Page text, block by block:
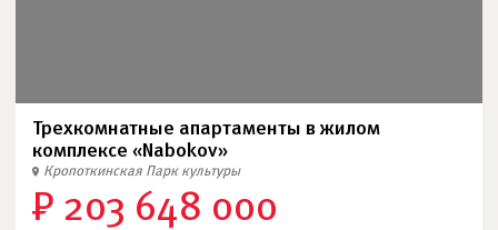
Трехкомнатные апартаменты в жилом
комплексе «Nabokov»
Кропоткинская Парк культуры
₽ 203 648 000